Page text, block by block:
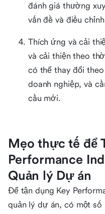
đánh giá thường
vấn đề và điều
Thích ứng và cải
và cải thiện theo
có thể thay đổi
doanh nghiệp, và
cầu mới.
Mẹo thực tế để
Performance
Quản lý Dự án
Để tận dụng Key
quản lý dự án, có một